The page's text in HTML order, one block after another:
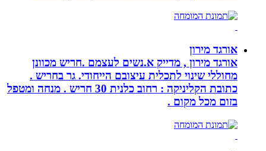
אורגד מירון
אורגד מירון , מדייק א.נשים לעצמם .חריש מכוונן
מחוללי שינוי לתכלית עיצובם הייחודי. גר בחריש .
כתובת הקליניקה : רחוב כלנית 30 חריש . מנחה ומטפל
בזום מכל מקום .